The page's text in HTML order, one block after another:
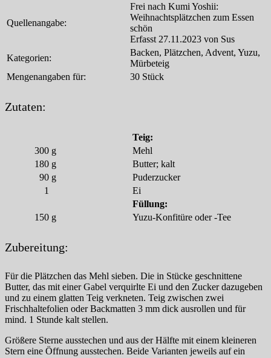
Quellenangabe:
Frei nach Kumi Yoshii:
Weihnachtsplätzchen zum Essen
schön
Erfasst 27.11.2023 von Sus
Kategorien:
Backen, Plätzchen, Advent, Yuzu,
Mürbeteig
Mengenangaben für:
30 Stück
Zutaten:
Teig:
300 g
Mehl
180 g
Butter; kalt
90 g
Puderzucker
1
Ei
Füllung:
150 g Yuzu-Konfitüre oder -Tee
Zubereitung:
Für die Plätzchen das Mehl sieben. Die in Stücke geschnittene
Butter, das mit einer Gabel verquirlte Ei und den Zucker dazugeben
und zu einem glatten Teig verkneten. Teig zwischen zwei
Frischhaltefolien oder Backmatten 3 mm dick ausrollen und für
mind. 1 Stunde kalt stellen.
Größere Sterne ausstechen und aus der Hälfte mit einem kleineren
Stern eine Öffnung ausstechen. Beide Varianten jeweils auf ein